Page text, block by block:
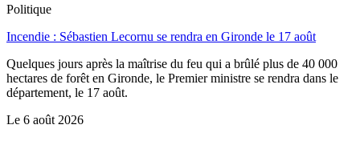
Politique
Incendie : Sébastien Lecornu se rendra en Gironde le 17 août
Quelques jours après la maîtrise du feu qui a brûlé plus de 40 000
hectares de forêt en Gironde, le Premier ministre se rendra dans le
département, le 17 août.
Le 6 août 2026